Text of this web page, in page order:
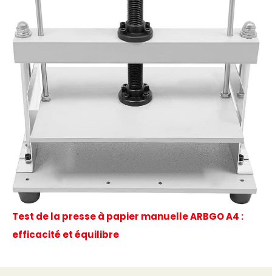
Test de la presse à papier manuelle ARBGO A4 :
efficacité et équilibre